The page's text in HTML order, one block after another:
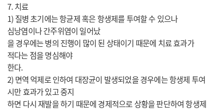
7. 치료
1) 질병 초기에는 항균제 혹은 항생제를 투여할 수 있으나
심낭염이나 간주위염이 일어났
을 경우에는 병의 진행이 많이 된 상태이기 때문에 치료 효과가
적다는 점을 명심해야
한다.
2) 면역 억제로 인하여 대장균이 발생되었을 경우에는 항생제 투여
시만 효과가 있고 중지
하면 다시 재발을 하기 때문에 경제적으로 상황을 판단하여 항생제